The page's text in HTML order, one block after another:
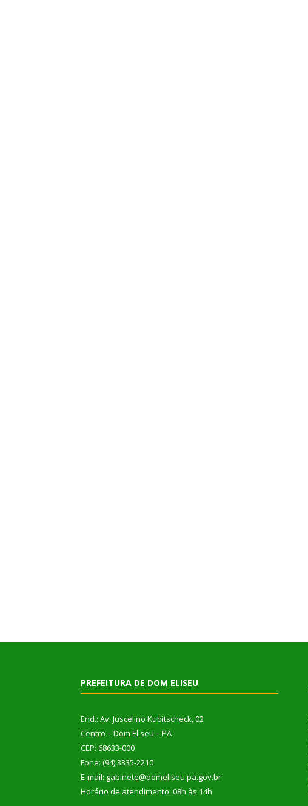
PREFEITURA DE DOM ELISEU
End.: Av. Juscelino Kubitscheck, 02
Centro – Dom Eliseu – PA
CEP: 68633-000
Fone: (94) 3335-2210
E-mail: gabinete@domeliseu.pa.gov.br
Horário de atendimento: 08h às 14h